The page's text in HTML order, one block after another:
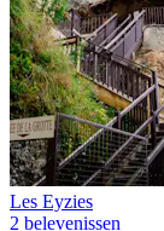
Les Eyzies
2 belevenissen